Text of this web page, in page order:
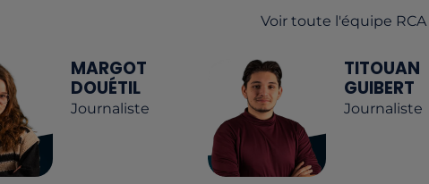
Voir toute l'équipe RCA
MARGOT
DOUÉTIL
Journaliste
TITOUAN
GUIBERT
Journaliste